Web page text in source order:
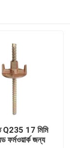
Q235 17 মিমি
ফর্মওয়ার্ক জন্য